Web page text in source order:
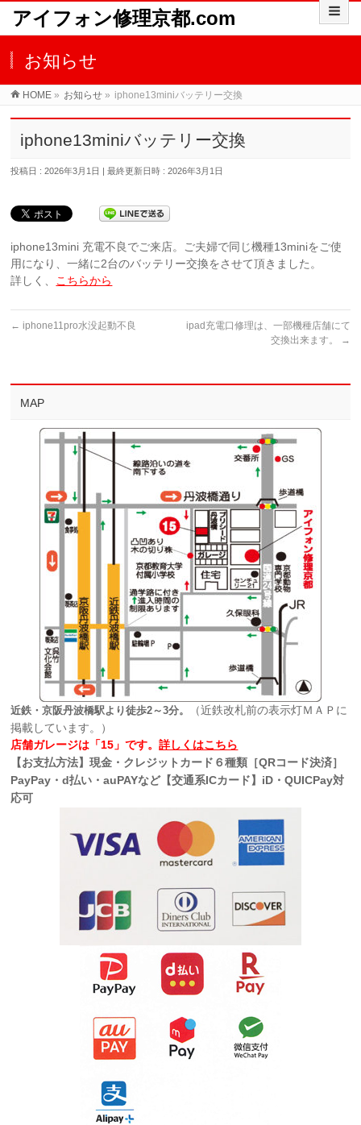
アイフォン修理京都.com
お知らせ
HOME » お知らせ » iphone13miniバッテリー交換
iphone13miniバッテリー交換
投稿日 : 2026年3月1日 最終更新日時 : 2026年3月1日
iphone13mini 充電不良でご来店。ご夫婦で同じ機種13miniをご使
用になり、一緒に2台のバッテリー交換をさせて頂きました。
詳しく、 こちらから
← iphone11pro水没起動不良
ipad充電口修理は、一部機種店舗にて
交換出来ます。
→
MAP
近鉄・京阪丹波橋駅より徒歩2～3分。
（近鉄改札前の表示灯ＭＡＰに
掲載しています。）
店舗ガレージは「15」です。詳しくはこちら
【お支払方法】現金・クレジットカード６種類［QRコード決済］
PayPay・d払い・auPAYなど【交通系ICカード】iD・QUICPay対
応可